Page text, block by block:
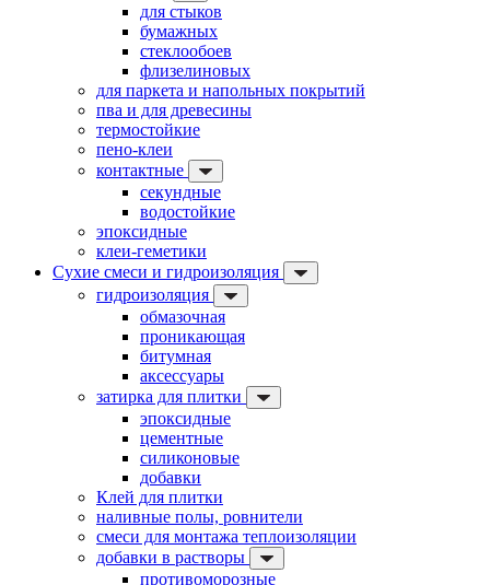
для стыков
бумажных
стеклообоев
флизелиновых
для паркета и напольных покрытий
пва и для древесины
термостойкие
пено-клеи
контактные
секундные
водостойкие
эпоксидные
клеи-геметики
Сухие смеси и гидроизоляция
гидроизоляция
обмазочная
проникающая
битумная
аксессуары
затирка для плитки
эпоксидные
цементные
силиконовые
добавки
Клей для плитки
наливные полы, ровнители
смеси для монтажа теплоизоляции
добавки в растворы
противоморозные